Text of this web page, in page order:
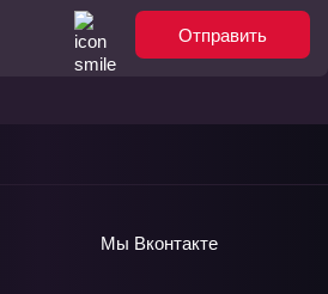
Отправить
Мы Вконтакте